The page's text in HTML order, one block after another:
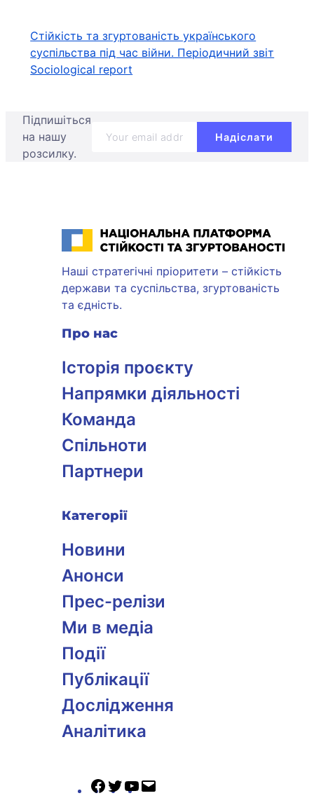
Навігація
записів
Стійкість та згуртованість українського
суспільства під час війни. Періодичний звіт
Sociological report
Підпишіться
на нашу
розсилку.
Національна платформа стійкості та згуртованості
Наші стратегічні пріоритети – стійкість
держави та суспільства, згуртованість
та єдність.
Про нас
Історія проєкту
Напрямки діяльності
Команда
Спільноти
Партнери
Категорії
Новини
Анонси
Прес-релізи
Ми в медіа
Події
Публікації
Дослідження
Аналітика